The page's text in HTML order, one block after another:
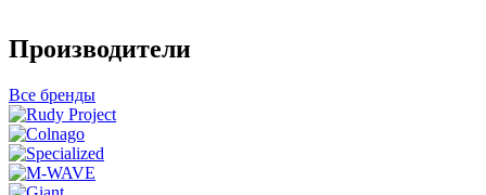
Производители
Все бренды